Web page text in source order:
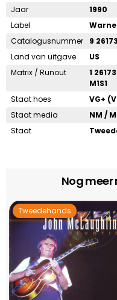
Jaar
1990
Label
Catalogusnummer
9
Land van uitgave
US
Matrix / Runout
1
M1S1
Staat hoes
VG+
Staat media
NM /
Staat
Nog meer
Tweedehands